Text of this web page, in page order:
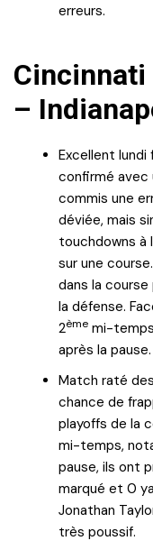
erreurs.
Cincinnati
–
Excellent lundi
confirmé avec
commis une
déviée, mais
touchdowns à
sur une
dans la
la défense.
2ème mi-
après la pause.
Match raté
chance de
playoffs de la
mi-temps,
pause, ils ont
marqué et 0
Jonathan
très poussif.